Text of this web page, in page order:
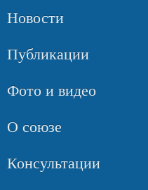
Новости
Публикации
Фото и видео
О союзе
Консультации